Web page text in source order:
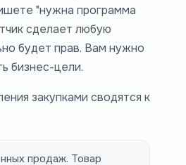
"нужна программа
сделает любую
будет прав. Вам нужно
бизнес-цели.
закупками сводятся к
продаж. Товар